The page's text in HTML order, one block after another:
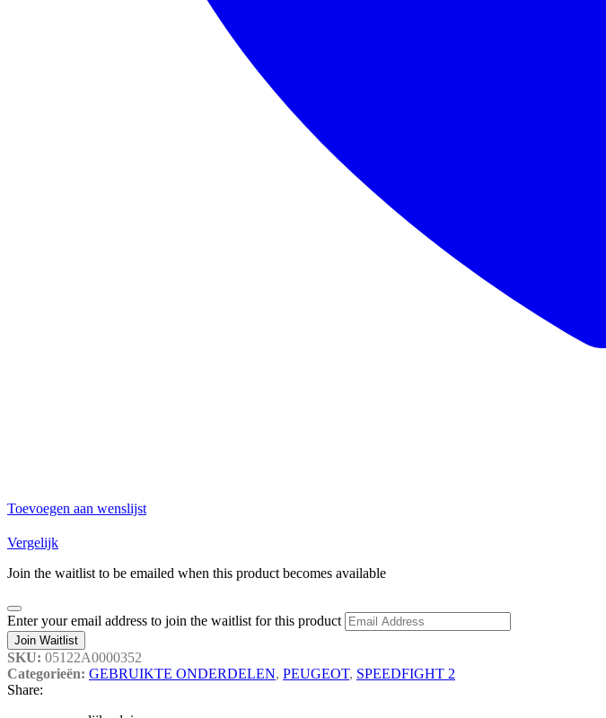
Toevoegen aan wenslijst
Vergelijk
Join the waitlist to be emailed when this product becomes available
Dismiss
notification
Enter your email address to join the waitlist for this product
Join Waitlist
SKU: 05122A0000352
Categorieën: GEBRUIKTE ONDERDELEN, PEUGEOT, SPEEDFIGHT 2
Share: